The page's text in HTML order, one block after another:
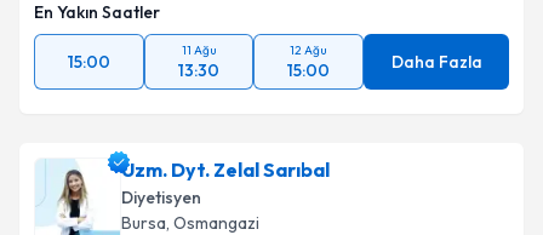
En Yakın Saatler
15:00
11 Ağu
13:30
12 Ağu
15:00 Daha Fazla
Uzm. Dyt. Zelal Sarıbal
Diyetisyen
Bursa, Osmangazi